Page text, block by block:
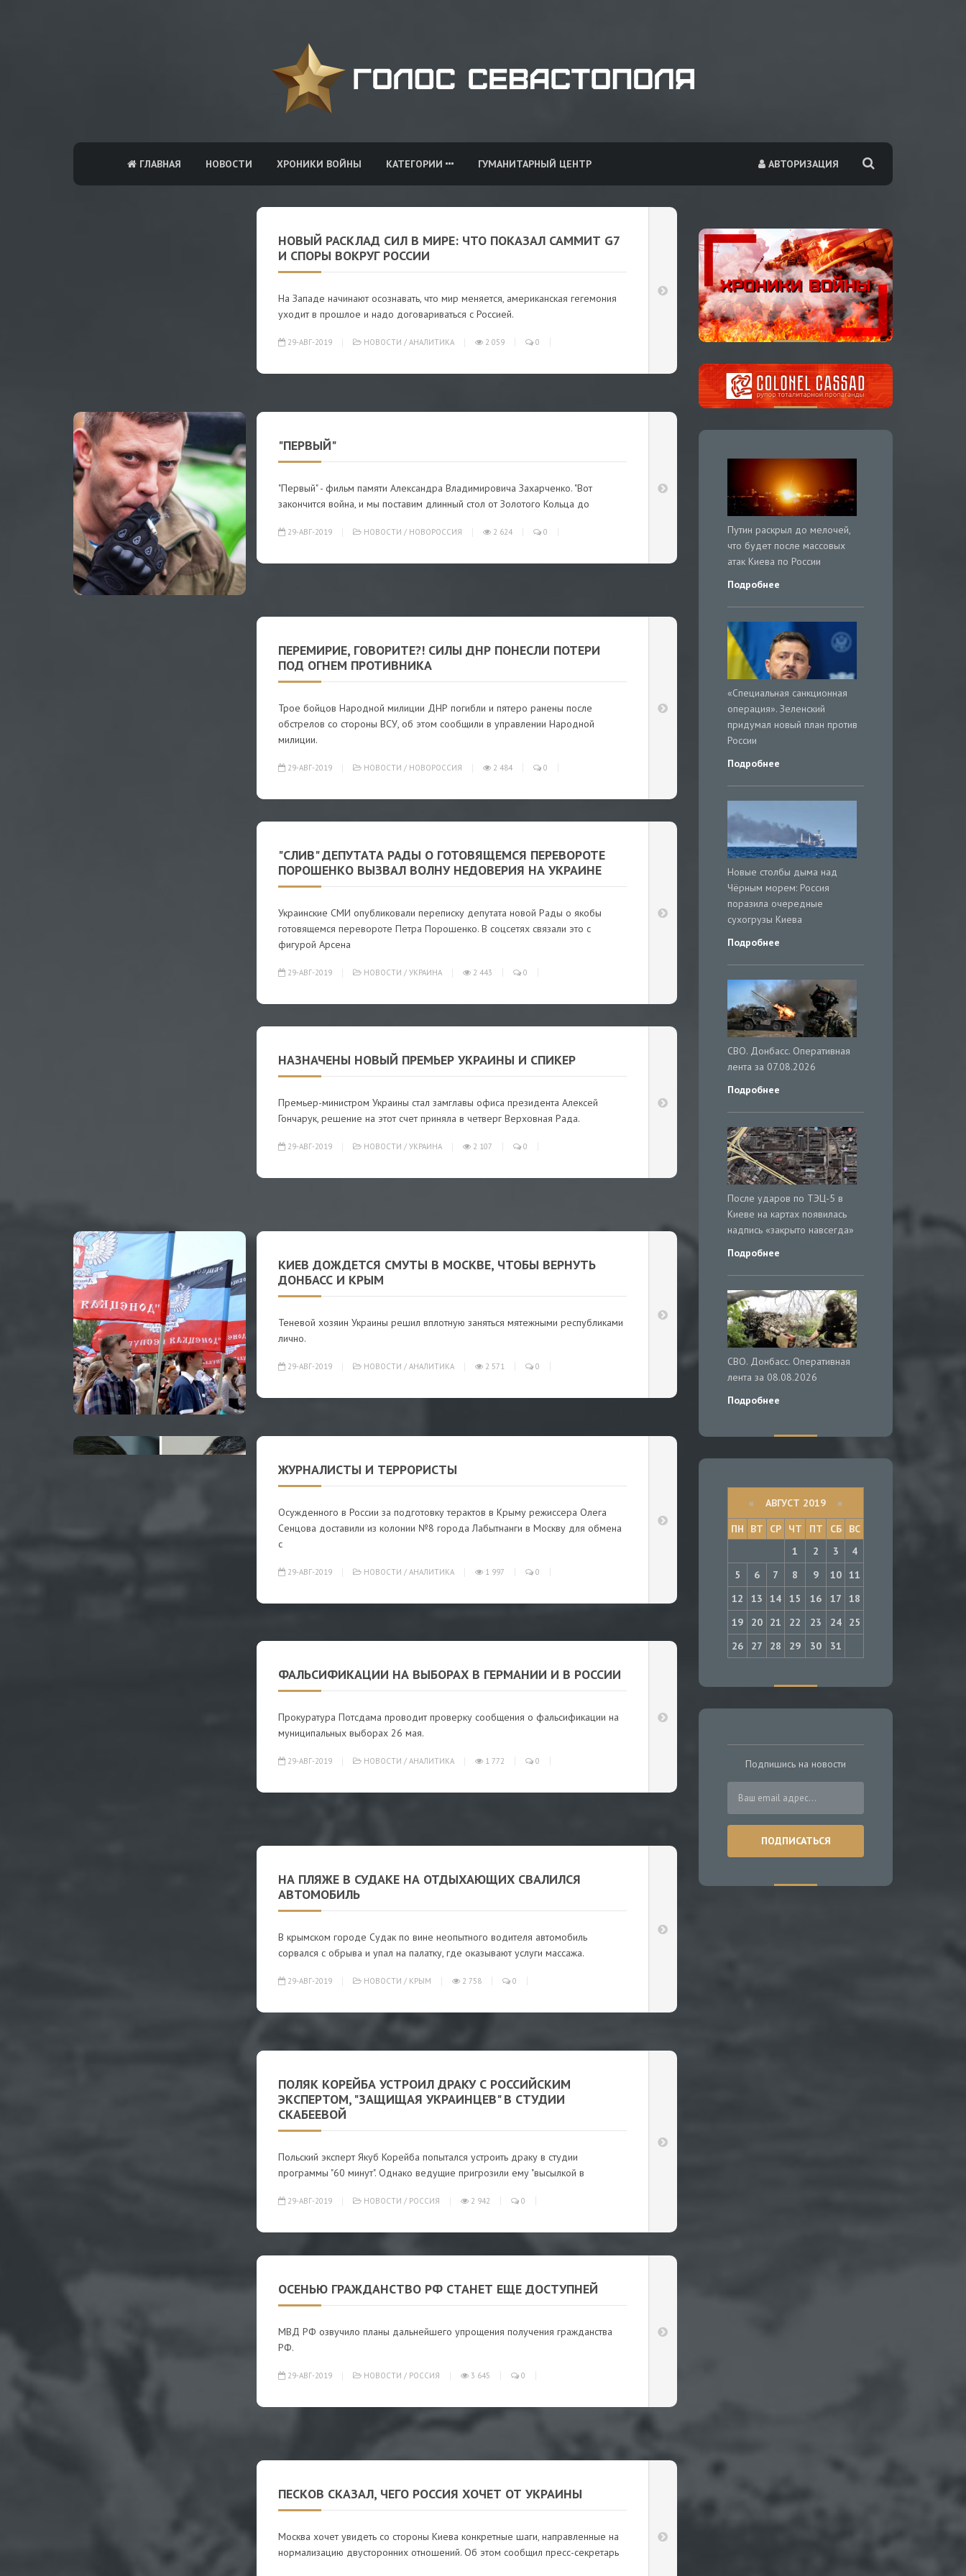
АВТОРИЗАЦИЯ
ГЛАВНАЯ НОВОСТИ ХРОНИКИ ВОЙНЫ КАТЕГОРИИ ГУМАНИТАРНЫЙ ЦЕНТР
НОВЫЙ РАСКЛАД СИЛ В МИРЕ: ЧТО ПОКАЗАЛ САММИТ G7
И СПОРЫ ВОКРУГ РОССИИ
На Западе начинают осознавать, что мир меняется, американская гегемония
уходит в прошлое и надо договариваться с Россией.
29-АВГ-2019 НОВОСТИ / АНАЛИТИКА 2 059 0
"ПЕРВЫЙ"
"Первый" - фильм памяти Александра Владимировича Захарченко. "Вот
закончится война, и мы поставим длинный стол от Золотого Кольца до
29-АВГ-2019 НОВОСТИ / НОВОРОССИЯ 2 624 0
ПЕРЕМИРИЕ, ГОВОРИТЕ?! СИЛЫ ДНР ПОНЕСЛИ ПОТЕРИ
ПОД ОГНЕМ ПРОТИВНИКА
Трое бойцов Народной милиции ДНР погибли и пятеро ранены после
обстрелов со стороны ВСУ, об этом сообщили в управлении Народной
милиции.
29-АВГ-2019 НОВОСТИ / НОВОРОССИЯ 2 484 0
"СЛИВ" ДЕПУТАТА РАДЫ О ГОТОВЯЩЕМСЯ ПЕРЕВОРОТЕ
ПОРОШЕНКО ВЫЗВАЛ ВОЛНУ НЕДОВЕРИЯ НА УКРАИНЕ
Украинские СМИ опубликовали переписку депутата новой Рады о якобы
готовящемся перевороте Петра Порошенко. В соцсетях связали это с
фигурой Арсена
29-АВГ-2019 НОВОСТИ / УКРАИНА 2 443 0
НАЗНАЧЕНЫ НОВЫЙ ПРЕМЬЕР УКРАИНЫ И СПИКЕР
Премьер-министром Украины стал замглавы офиса президента Алексей
Гончарук, решение на этот счет приняла в четверг Верховная Рада.
29-АВГ-2019 НОВОСТИ / УКРАИНА 2 107 0
КИЕВ ДОЖДЕТСЯ СМУТЫ В МОСКВЕ, ЧТОБЫ ВЕРНУТЬ
ДОНБАСС И КРЫМ
Теневой хозяин Украины решил вплотную заняться мятежными республиками
лично.
29-АВГ-2019 НОВОСТИ / АНАЛИТИКА 2 571 0
ЖУРНАЛИСТЫ И ТЕРРОРИСТЫ
Осужденного в России за подготовку терактов в Крыму режиссера Олега
Сенцова доставили из колонии №8 города Лабытнанги в Москву для обмена
с
29-АВГ-2019 НОВОСТИ / АНАЛИТИКА 1 997 0
ФАЛЬСИФИКАЦИИ НА ВЫБОРАХ В ГЕРМАНИИ И В РОССИИ
Прокуратура Потсдама проводит проверку сообщения о фальсификации на
муниципальных выборах 26 мая.
29-АВГ-2019 НОВОСТИ / АНАЛИТИКА 1 772 0
НА ПЛЯЖЕ В СУДАКЕ НА ОТДЫХАЮЩИХ СВАЛИЛСЯ
АВТОМОБИЛЬ
В крымском городе Судак по вине неопытного водителя автомобиль
сорвался с обрыва и упал на палатку, где оказывают услуги массажа.
29-АВГ-2019 НОВОСТИ / КРЫМ 2 758 0
ПОЛЯК КОРЕЙБА УСТРОИЛ ДРАКУ С РОССИЙСКИМ
ЭКСПЕРТОМ, "ЗАЩИЩАЯ УКРАИНЦЕВ" В СТУДИИ
СКАБЕЕВОЙ
Польский эксперт Якуб Корейба попытался устроить драку в студии
программы "60 минут". Однако ведущие пригрозили ему "высылкой в
29-АВГ-2019 НОВОСТИ / РОССИЯ 2 942 0
ОСЕНЬЮ ГРАЖДАНСТВО РФ СТАНЕТ ЕЩЕ ДОСТУПНЕЙ
МВД РФ озвучило планы дальнейшего упрощения получения гражданства
РФ.
29-АВГ-2019 НОВОСТИ / РОССИЯ 3 645 0
ПЕСКОВ СКАЗАЛ, ЧЕГО РОССИЯ ХОЧЕТ ОТ УКРАИНЫ
Москва хочет увидеть со стороны Киева конкретные шаги, направленные на
нормализацию двусторонних отношений. Об этом сообщил пресс-секретарь
Путин раскрыл до мелочей,
что будет после массовых
атак Киева по России
Подробнее
«Специальная санкционная
операция». Зеленский
придумал новый план против
России
Подробнее
Новые столбы дыма над
Чёрным морем: Россия
поразила очередные
сухогрузы Киева
Подробнее
СВО. Донбасс. Оперативная
лента за 07.08.2026
Подробнее
После ударов по ТЭЦ-5 в
Киеве на картах появилась
надпись «закрыто навсегда»
Подробнее
СВО. Донбасс. Оперативная
лента за 08.08.2026
Подробнее
« АВГУСТ 2019 »
ПН
ВТ СР ЧТ ПТ СБ
ВС
1
2 3
4
5
6 7 8 9 10 11
12
13 14 15 16 17
18
19
20 21 22 23 24
25
26
27 28 29 30 31
Подпишись на новости